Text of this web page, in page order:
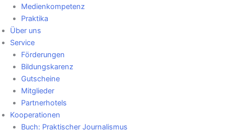
Medienkompetenz
Praktika
Über uns
Service
Förderungen
Bildungskarenz
Gutscheine
Mitglieder
Partnerhotels
Kooperationen
Buch: Praktischer Journalismus